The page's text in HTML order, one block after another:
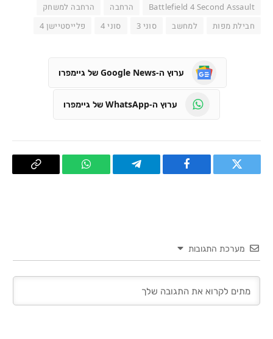
Battlefield 4 Second Assault הרחבה
הרחבה למשחק
חבילת מפות
למחשב סוני 3 סוני 4 פלייסטיישן 4
ערוץ ה-Google News של גיימפרו
ערוץ ה-WhatsApp של גיימפרו
טוויטר פייסבוק Telegram
WhatsApp העתק
מערכת התגובות